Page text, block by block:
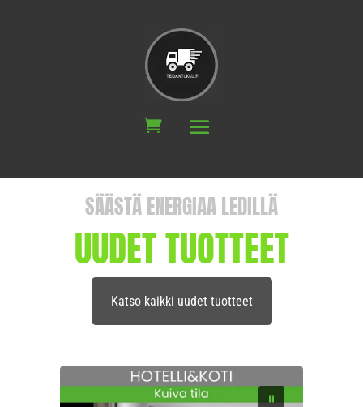
SÄÄSTÄ ENERGIAA LEDILLÄ
UUDET TUOTTEET
Katso kaikki uudet tuotteet